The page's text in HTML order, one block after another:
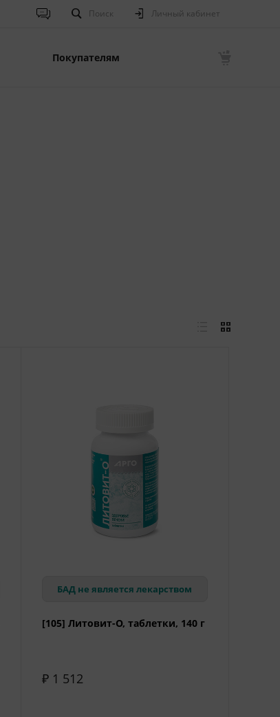
Поиск Личный кабинет
Покупателям
БАД не является лекарством
[105] Литовит-О, таблетки, 140 г
₽ 1 512